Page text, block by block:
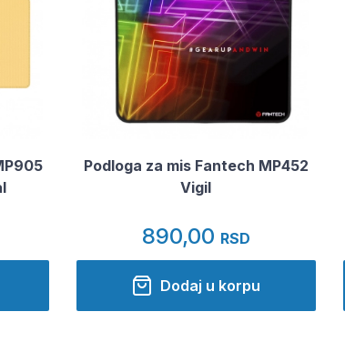
Podloga za mis Fantech MP452
Vigil
890,00 RSD
Dodaj u korpu